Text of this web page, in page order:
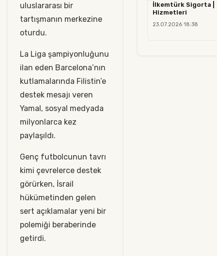
uluslararası bir
tartışmanın merkezine
oturdu.
La Liga şampiyonluğunu
ilan eden Barcelona’nın
kutlamalarında Filistin’e
destek mesajı veren
Yamal, sosyal medyada
milyonlarca kez
paylaşıldı.
Genç futbolcunun tavrı
kimi çevrelerce destek
görürken, İsrail
hükümetinden gelen
sert açıklamalar yeni bir
polemiği beraberinde
getirdi.
İlkemtürk Sigorta |
Hizmetleri
23.07.2026 18:38